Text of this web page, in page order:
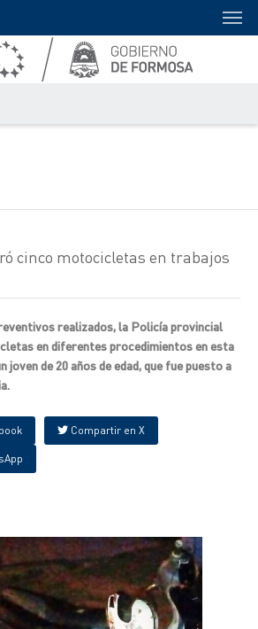
cinco motocicletas en trabajos
realizados, la Policía provincial
en diferentes procedimientos en esta
joven de 20 años de edad, que fue puesto a
Compartir en X